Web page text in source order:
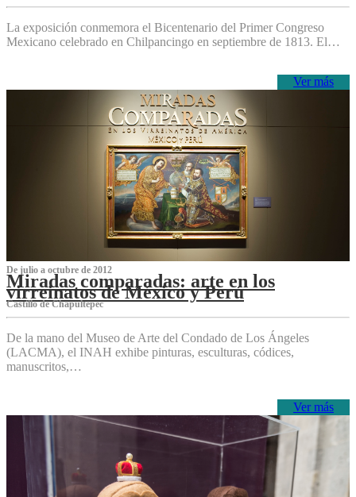
La exposición conmemora el Bicentenario del Primer Congreso
Mexicano celebrado en Chilpancingo en septiembre de 1813. El…
Ver más
De julio a octubre de 2012
Miradas comparadas: arte en los
virreinatos de México y Perú
Castillo de Chapultepec
De la mano del Museo de Arte del Condado de Los Ángeles
(LACMA), el INAH exhibe pinturas, esculturas, códices,
manuscritos,…
Ver más